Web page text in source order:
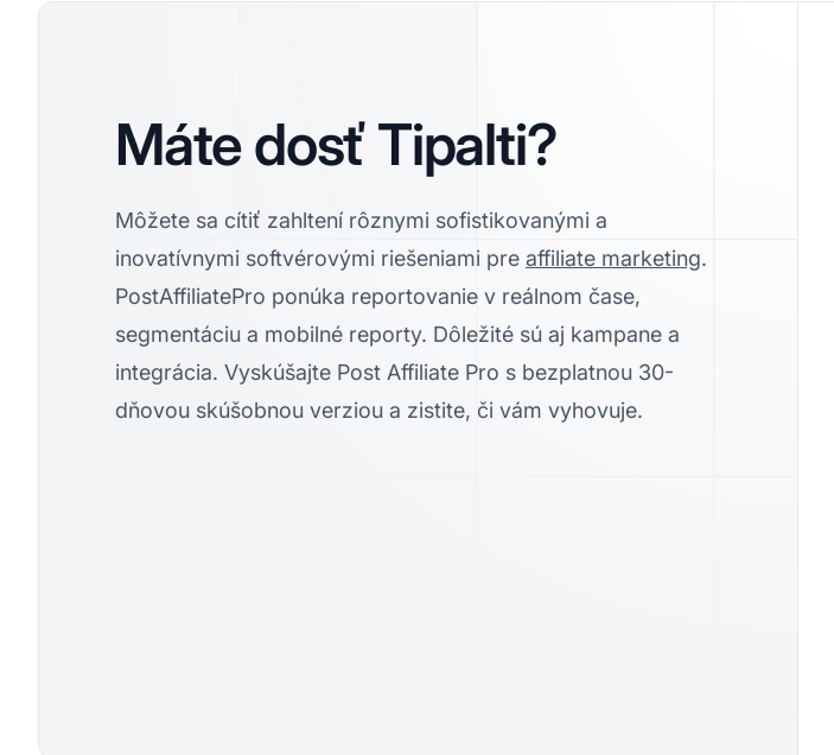
Máte dosť Tipalti?
Môžete sa cítiť zahltení rôznymi sofistikovanými a
inovatívnymi softvérovými riešeniami pre affiliate marketing.
PostAffiliatePro ponúka reportovanie v reálnom čase,
segmentáciu a mobilné reporty. Dôležité sú aj kampane a
integrácia. Vyskúšajte Post Affiliate Pro s bezplatnou 30-
dňovou skúšobnou verziou a zistite, či vám vyhovuje.